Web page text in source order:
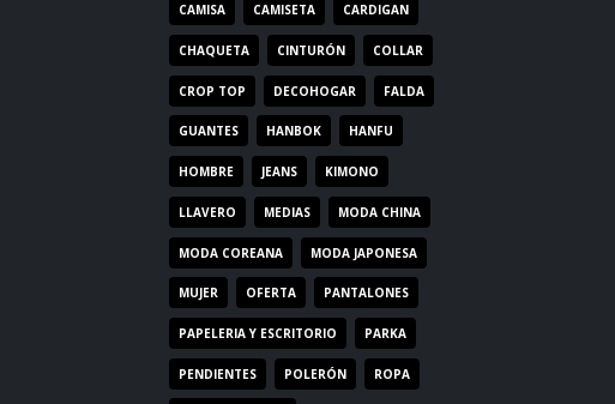
CAMISA CAMISETA CARDIGAN
CHAQUETA CINTURÓN COLLAR
CROP TOP DECOHOGAR FALDA
GUANTES HANBOK HANFU
HOMBRE JEANS KIMONO
LLAVERO MEDIAS MODA CHINA
MODA COREANA MODA JAPONESA
MUJER OFERTA PANTALONES
PAPELERIA Y ESCRITORIO PARKA
PENDIENTES POLERÓN ROPA